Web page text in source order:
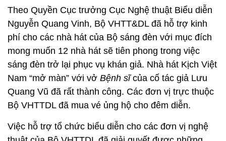
Theo Quyền Cục trưởng Cục Nghệ thuật Biểu diễn
Nguyễn Quang Vinh, Bộ VHTT&DL đã hỗ trợ kinh
phí cho các nhà hát của Bộ sáng đèn với mục đích
mong muốn 12 nhà hát sẽ tiên phong trong việc
sáng đèn trở lại phục vụ khán giả. Nhà hát Kịch Việt
Nam “mở màn” với vở Bệnh sĩcủa cố tác giả Lưu
Quang Vũ đã rất thành công. Các đơn vị trực thuộc
Bộ VHTTDL đã mua vé ủng hộ cho đêm diễn.
Việc hỗ trợ tổ chức biểu diễn cho các đơn vị nghệ